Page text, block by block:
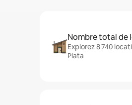
Nombre total de
Explorez 8 740
Plata